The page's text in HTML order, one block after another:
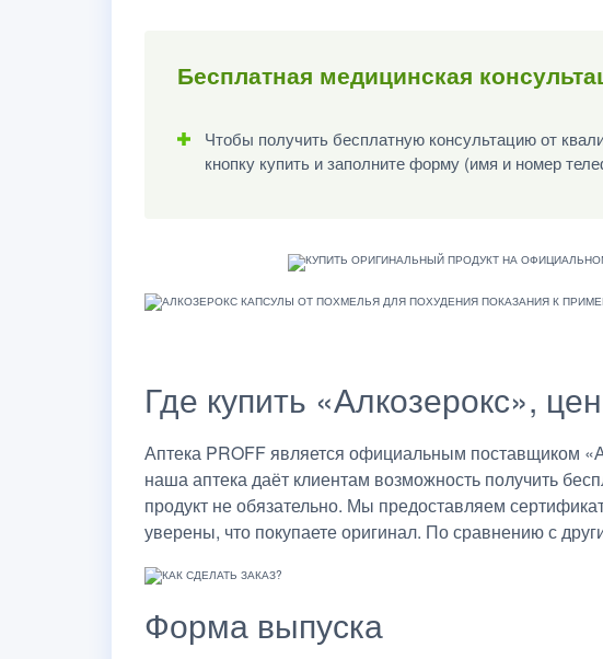
Бесплатная медицинская
Чтобы получить бесплатную консультацию от
кнопку купить и заполните форму (имя и номер
Где купить «Алкозерокс»,
Аптека PROFF является официальным поставщиком
наша аптека даёт клиентам возможность получить
продукт не обязательно. Мы предоставляем
уверены, что покупаете оригинал. По сравнению с
Форма выпуска